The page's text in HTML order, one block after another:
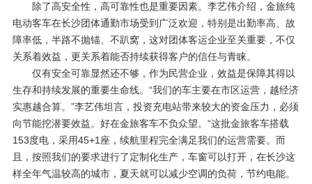
除了高安全性，高可靠性也是重要因素。李艺伟介绍，金旅纯
电动客车在长沙团体通勤市场受到广泛欢迎，特别是出勤率高、故
障率低，半路不抛锚、不趴窝，这对团体客运企业至关重要，不仅
关系着效益，更关系着能否持续获得客户的信任与青睐。
仅有安全可靠显然还不够，作为民营企业，效益是保障其得以
生存和持续发展的重要生命线。“我们的车主要在市区运营，越经济
实惠越合算。”李艺伟坦言，投资充电站带来较大的资金压力，必须
向节能挖潜要效益。好在金旅客车不负众望。“这批金旅客车搭载
153度电，采用45+1 座，续航里程完全满足我们的运营需要。而
且，按照我们的要求进行了定制化生产，车窗可以打开，在长沙这
样全年气温较高的城市，夏天就可以减少空调的负荷，节约电能。